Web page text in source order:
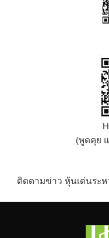
(พูดคุย
ติดตามข่าว หุ้นเด่นระห